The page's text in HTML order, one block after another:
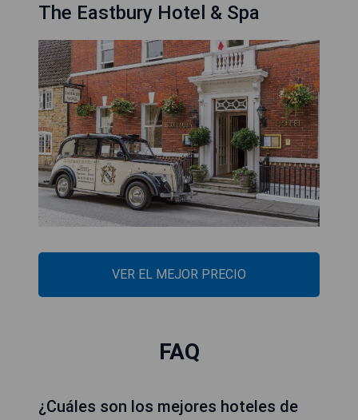
The Eastbury Hotel & Spa
VER EL MEJOR PRECIO
FAQ
¿Cuáles son los mejores hoteles de